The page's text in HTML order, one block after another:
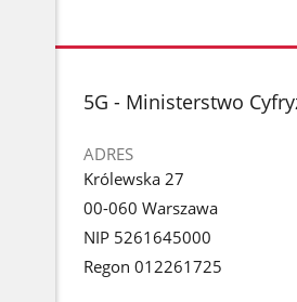
stopka
5G - Ministerstwo
ADRES
Królewska 27
00-060 Warszawa
NIP 5261645000
Regon 012261725